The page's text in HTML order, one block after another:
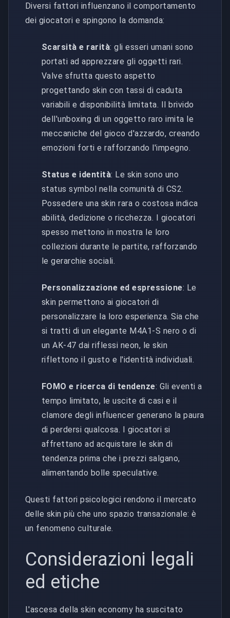
Diversi fattori influenzano il comportamento
dei giocatori e spingono la domanda:
Scarsità e rarità: gli esseri umani sono
portati ad apprezzare gli oggetti rari.
Valve sfrutta questo aspetto
progettando skin con tassi di caduta
variabili e disponibilità limitata. Il brivido
dell'unboxing di un oggetto raro imita le
meccaniche del gioco d'azzardo, creando
emozioni forti e rafforzando l'impegno.
Status e identità: Le skin sono uno
status symbol nella comunità di CS2.
Possedere una skin rara o costosa indica
abilità, dedizione o ricchezza. I giocatori
spesso mettono in mostra le loro
collezioni durante le partite, rafforzando
le gerarchie sociali.
Personalizzazione ed espressione: Le
skin permettono ai giocatori di
personalizzare la loro esperienza. Sia che
si tratti di un elegante M4A1-S nero o di
un AK-47 dai riflessi neon, le skin
riflettono il gusto e l'identità individuali.
FOMO e ricerca di tendenze: Gli eventi a
tempo limitato, le uscite di casi e il
clamore degli influencer generano la paura
di perdersi qualcosa. I giocatori si
affrettano ad acquistare le skin di
tendenza prima che i prezzi salgano,
alimentando bolle speculative.
Questi fattori psicologici rendono il mercato
delle skin più che uno spazio transazionale: è
un fenomeno culturale.
Considerazioni legali
ed etiche
L'ascesa della skin economy ha suscitato